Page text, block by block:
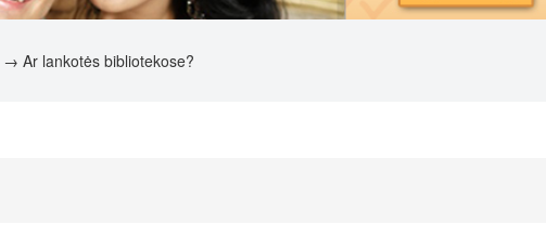
→ Ar lankotės bibliotekose?